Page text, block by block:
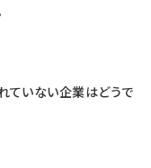
ていない企業はどうで